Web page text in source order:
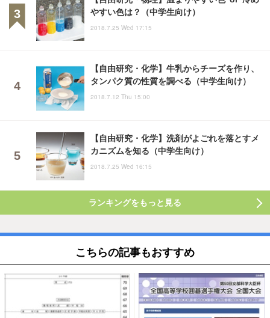
やすい色は？（中学生向け）
2018.7.25 Wed 17:15
【自由研究・化学】牛乳からチーズを作り、
タンパク質の性質を調べる（中学生向け）
2018.7.12 Thu 15:00
【自由研究・化学】洗剤がよごれを落とすメ
カニズムを知る（中学生向け）
2018.7.25 Wed 16:15
ランキングをもっと見る
こちらの記事もおすすめ